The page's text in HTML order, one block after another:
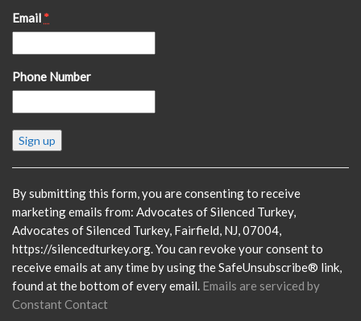
Email *
Phone Number
Constant
Contact
Please
leave
this
field
blank.
By submitting this form, you are consenting to receive
marketing emails from: Advocates of Silenced Turkey,
Advocates of Silenced Turkey, Fairfield, NJ, 07004,
https://silencedturkey.org. You can revoke your consent to
receive emails at any time by using the SafeUnsubscribe® link,
found at the bottom of every email. Emails are serviced by
Constant Contact